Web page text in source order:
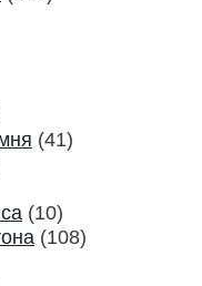
(41)
(10)
(108)